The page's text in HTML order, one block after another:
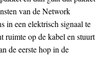
van de Network
in een elektrisch signaal te
ruimte op de kabel en stuurt
de eerste hop in de